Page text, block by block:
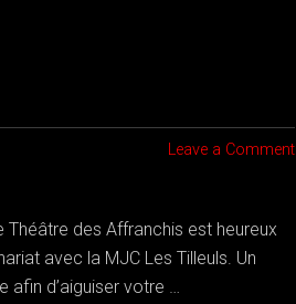
Leave a Comment
des Affranchis est heureux
avec la MJC Les Tilleuls. Un
d’aiguiser votre …